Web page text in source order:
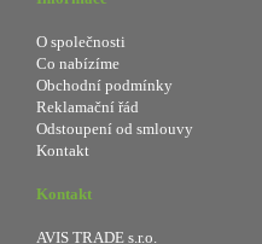
O společnosti
Co nabízíme
Obchodní podmínky
Reklamační řád
Odstoupení od smlouvy
Kontakt
Kontakt
AVIS TRADE s.r.o.